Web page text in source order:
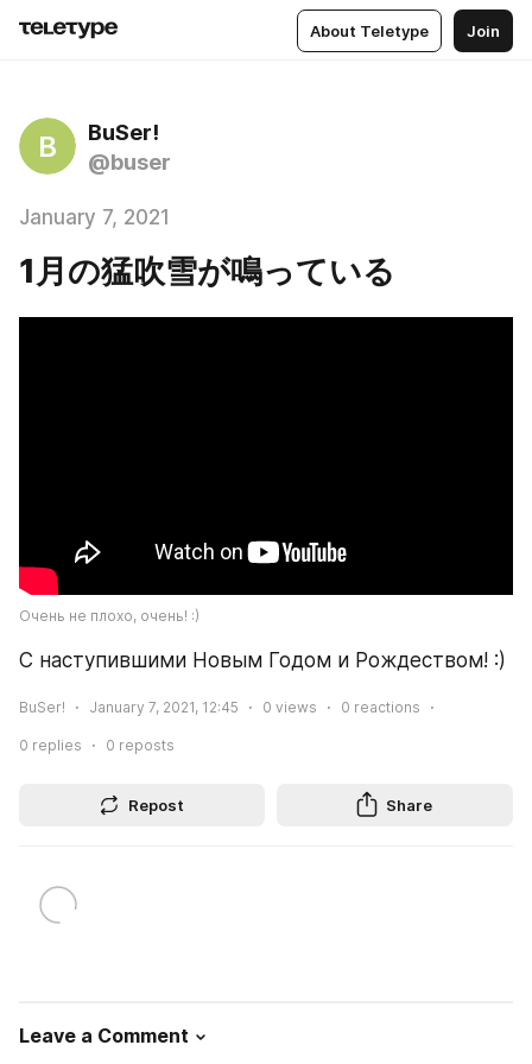
About Teletype Join
B
BuSer!
@buser
January 7, 2021
1月の猛吹雪が鳴っている
Очень не плохо, очень! :)
С наступившими Новым Годом и Рождеством! :)
BuSer! January 7, 2021, 12:45 0 views 0 reactions
0 replies 0 reposts
Repost Share
Leave a Comment